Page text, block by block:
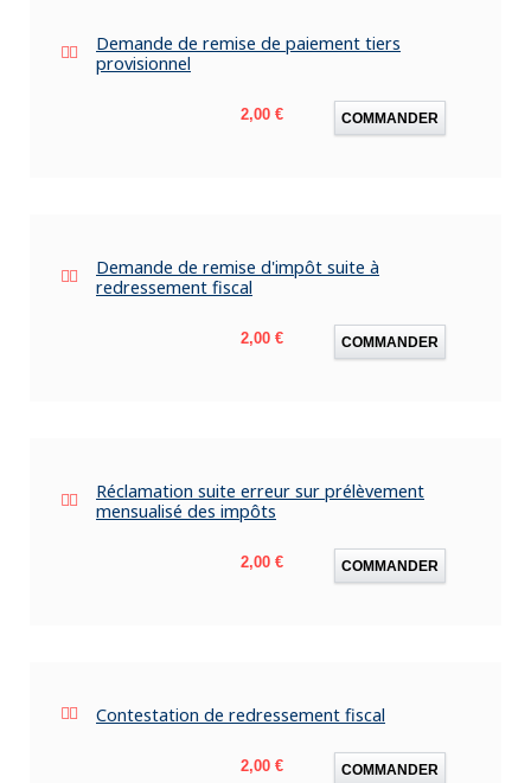
Demande de remise de paiement tiers
provisionnel
Prix
2,00 € COMMANDER
Demande de remise d'impôt suite à
redressement fiscal
Prix
2,00 € COMMANDER
Réclamation suite erreur sur prélèvement
mensualisé des impôts
Prix
2,00 € COMMANDER
Contestation de redressement fiscal
Prix
2,00 € COMMANDER